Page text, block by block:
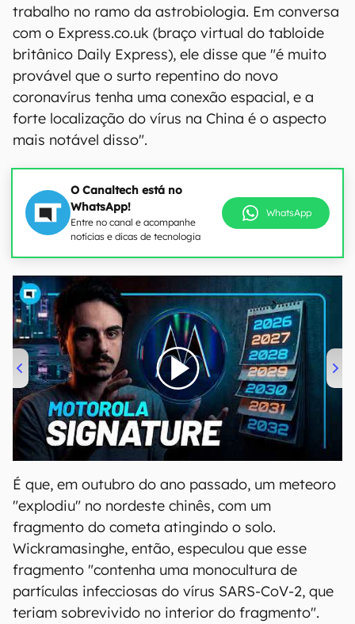
trabalho no ramo da astrobiologia. Em conversa
com o Express.co.uk (braço virtual do tabloide
britânico Daily Express), ele disse que "é muito
provável que o surto repentino do novo
coronavírus tenha uma conexão espacial, e a
forte localização do vírus na China é o aspecto
mais notável disso".
O Canaltech está no
WhatsApp!
Entre no canal e acompanhe
notícias e dicas de tecnologia
WhatsApp
00:00/20:46
É que, em outubro do ano passado, um meteoro
"explodiu" no nordeste chinês, com um
fragmento do cometa atingindo o solo.
Wickramasinghe, então, especulou que esse
fragmento "contenha uma monocultura de
partículas infecciosas do vírus SARS-CoV-2, que
teriam sobrevivido no interior do fragmento".